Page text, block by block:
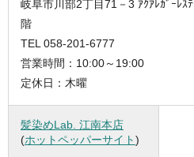
岐阜市川部2丁目71－3 ｱｸｱﾚｶﾞｰﾚｽﾃ
階
TEL 058-201-6777
営業時間：10:00～19:00
定休日：木曜
髪染めLab. 江南本店
(ホットペッパーサイト)